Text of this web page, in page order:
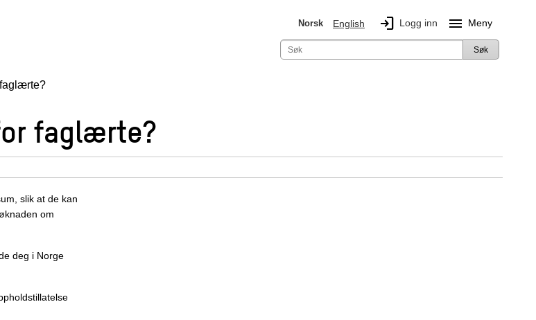
Norsk English login Logg inn menu Meny
Søk
faglærte?
slik at de kan
om
deg i Norge